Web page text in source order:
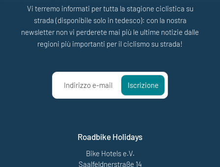
Vi terremo informati per tutta la stagione ciclistica su
strada (disponibile solo in tedesco): con la nostra
newsletter non vi perderete mai più le ultime notizie dalle
regioni più importanti per il ciclismo su strada!
Indirizzo e-mail Iscrizione
Roadbike Holidays
Bike Hotels e.V.
Saalfeldnerstraße 14